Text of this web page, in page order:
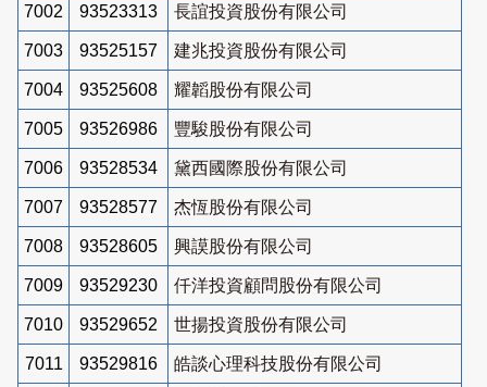
7002 93523313 長誼投資股份有限公司
7003 93525157 建兆投資股份有限公司
7004 93525608 耀韜股份有限公司
7005 93526986 豐駿股份有限公司
7006 93528534 黛西國際股份有限公司
7007 93528577 杰恆股份有限公司
7008 93528605 興謨股份有限公司
7009 93529230 仟洋投資顧問股份有限公司
7010 93529652 世揚投資股份有限公司
7011 93529816 皓談心理科技股份有限公司